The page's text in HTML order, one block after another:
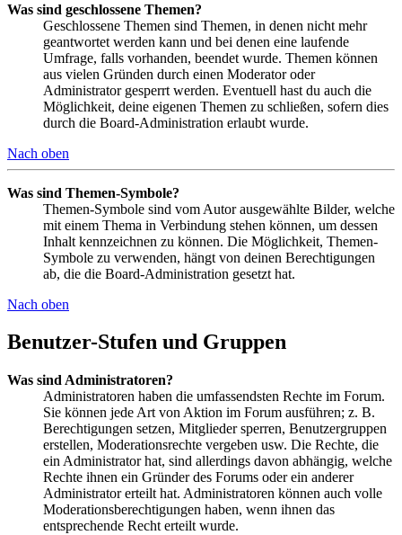
Was sind geschlossene Themen?
Geschlossene Themen sind Themen, in denen nicht mehr
geantwortet werden kann und bei denen eine laufende
Umfrage, falls vorhanden, beendet wurde. Themen können
aus vielen Gründen durch einen Moderator oder
Administrator gesperrt werden. Eventuell hast du auch die
Möglichkeit, deine eigenen Themen zu schließen, sofern dies
durch die Board-Administration erlaubt wurde.
Nach oben
Was sind Themen-Symbole?
Themen-Symbole sind vom Autor ausgewählte Bilder, welche
mit einem Thema in Verbindung stehen können, um dessen
Inhalt kennzeichnen zu können. Die Möglichkeit, Themen-
Symbole zu verwenden, hängt von deinen Berechtigungen
ab, die die Board-Administration gesetzt hat.
Nach oben
Benutzer-Stufen und Gruppen
Was sind Administratoren?
Administratoren haben die umfassendsten Rechte im Forum.
Sie können jede Art von Aktion im Forum ausführen; z. B.
Berechtigungen setzen, Mitglieder sperren, Benutzergruppen
erstellen, Moderationsrechte vergeben usw. Die Rechte, die
ein Administrator hat, sind allerdings davon abhängig, welche
Rechte ihnen ein Gründer des Forums oder ein anderer
Administrator erteilt hat. Administratoren können auch volle
Moderationsberechtigungen haben, wenn ihnen das
entsprechende Recht erteilt wurde.